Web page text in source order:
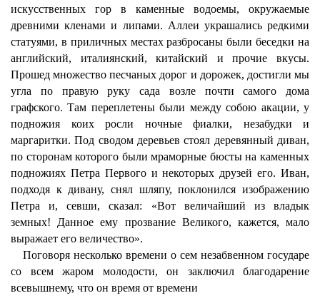
искусственных гор в каменные водоемы, окружаемые
древними кленами и липами. Аллеи украшались редкими
статуями, в приличных местах разбросаны были беседки на
английский, италиянский, китайский и прочие вкусы.
Прошед множество песчаных дорог и дорожек, достигли мы
угла по правую руку сада возле почти самого дома
графского. Там переплетены были между собою акации, у
подножия коих росли ночные фиалки, незабудки и
маргаритки. Под сводом деревьев стоял деревянный диван,
по сторонам которого были мраморные бюсты на каменных
подножиях Петра Первого и некоторых друзей его. Иван,
подходя к дивану, снял шляпу, поклонился изображению
Петра и, севши, сказал: «Вот величайший из владык
земных! Данное ему прозвание Великого, кажется, мало
выражает его величество».
Поговоря несколько времени о сем незабвенном государе
со всем жаром молодости, он заключил благодарение
всевышнему, что он время от времени